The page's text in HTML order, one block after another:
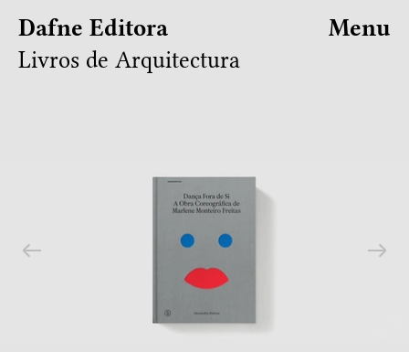
Dafne Editora
Livros de Arquitectura
Menu